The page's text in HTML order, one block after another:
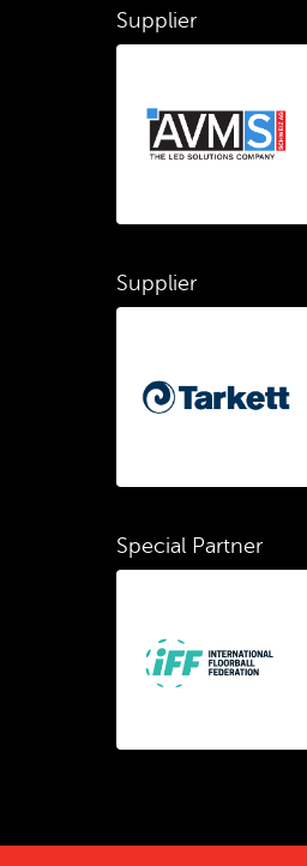
Supplier
Supplier
Special Partner